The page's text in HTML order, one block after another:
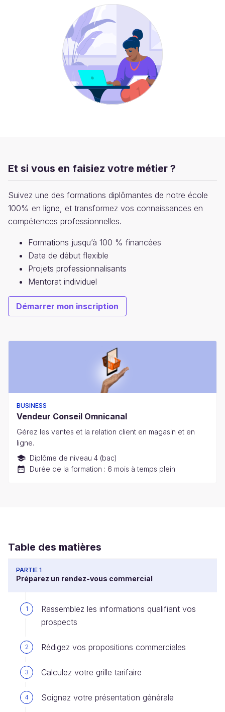
Et si vous en faisiez votre métier ?
Suivez une des formations diplômantes de notre école
100% en ligne, et transformez vos connaissances en
compétences professionnelles.
Formations jusqu’à 100 % financées
Date de début flexible
Projets professionnalisants
Mentorat individuel
Démarrer mon inscription
BUSINESS
Vendeur Conseil Omnicanal
Gérez les ventes et la relation client en magasin et en
ligne.
Diplôme de niveau 4 (bac)
Durée de la formation : 6 mois à temps plein
Table des matières
PARTIE 1
Préparez un rendez-vous commercial
1
Rassemblez les informations qualifiant vos
prospects
2 Rédigez vos propositions commerciales
3 Calculez votre grille tarifaire
4 Soignez votre présentation générale